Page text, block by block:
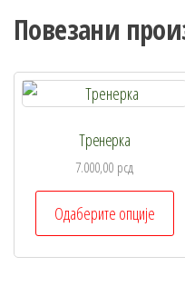
Повезани
Тренерка
7.000,00 рсд
Одаберите опције